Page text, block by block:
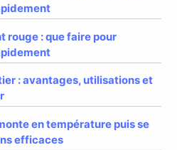
rouge : que faire pour
: avantages, utilisations et
en température puis se
efficaces